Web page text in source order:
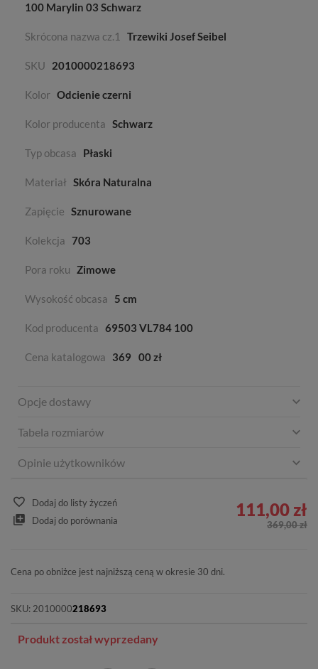
100 Marylin 03 Schwarz
Skrócona nazwa cz.1 Trzewiki Josef Seibel
SKU 2010000218693
Kolor Odcienie czerni
Kolor producenta Schwarz
Typ obcasa Płaski
Materiał Skóra Naturalna
Zapięcie Sznurowane
Kolekcja 703
Pora roku Zimowe
Wysokość obcasa 5 cm
Kod producenta 69503 VL784 100
Cena katalogowa 369 00 zł
Opcje dostawy
Tabela rozmiarów
Opinie użytkowników
Dodaj do listy życzeń
Dodaj do porównania
111,00 zł
369,00 zł
Cena po obniżce jest najniższą ceną w okresie 30 dni.
SKU: 2010000218693
Produkt został wyprzedany